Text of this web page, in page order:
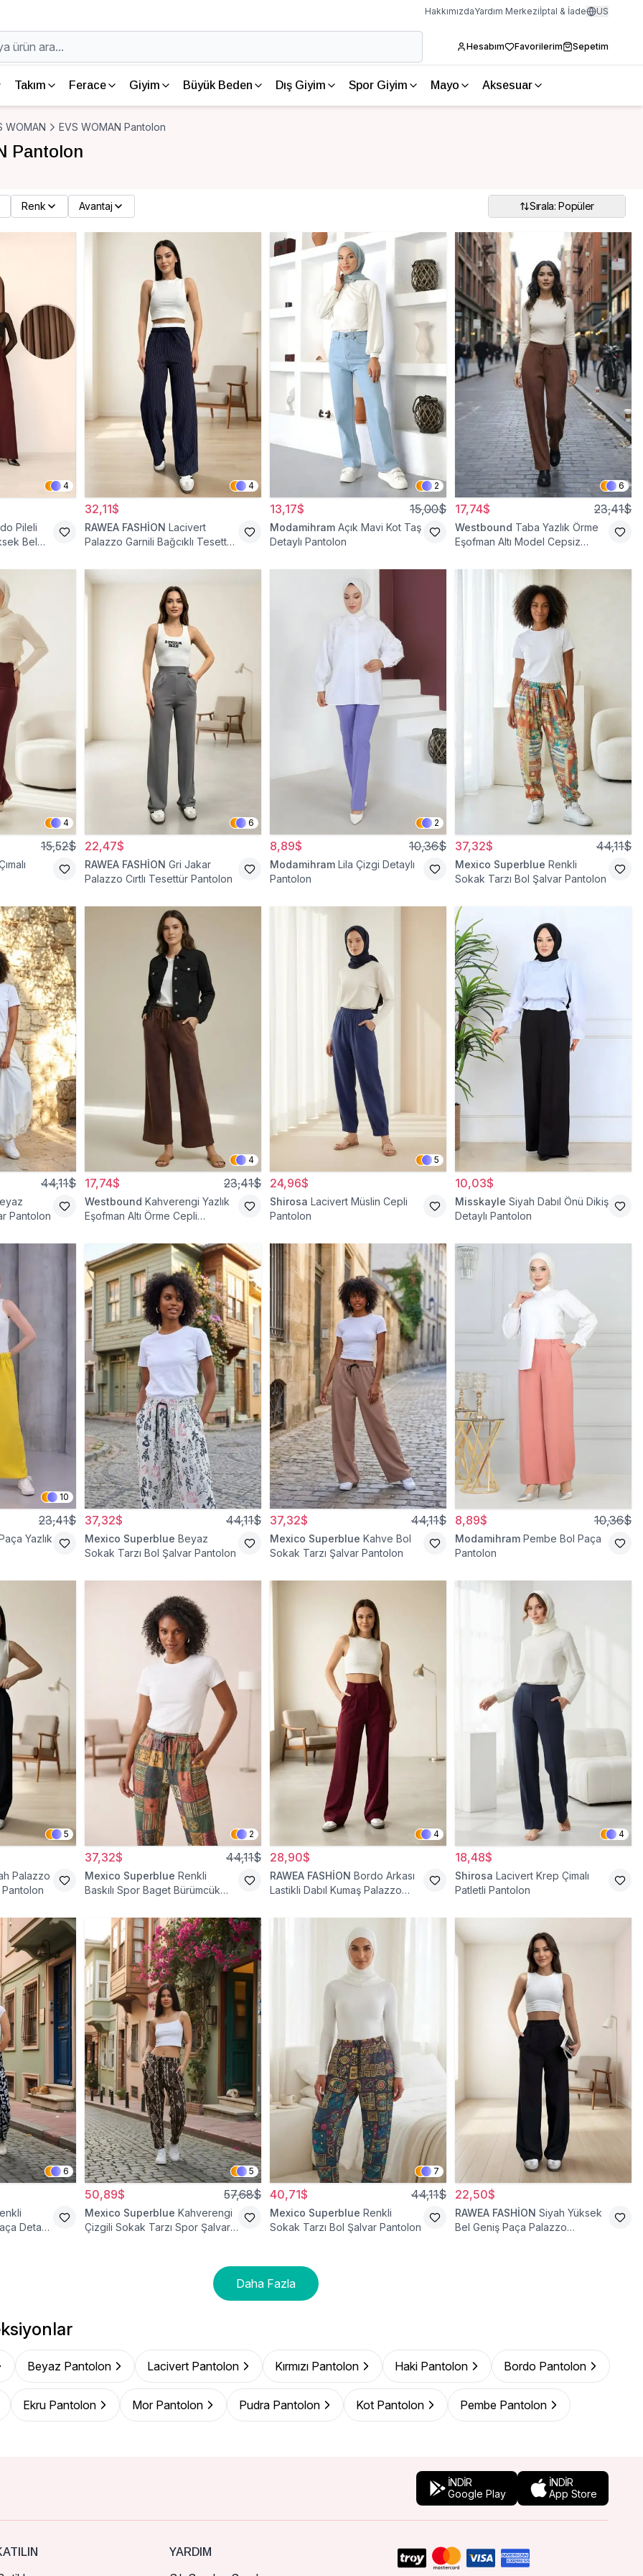
HakkımızdaYardım Merkeziİptal & İade US
Hesabım Favorilerim Sepetim
Takım Ferace Giyim Büyük Beden Dış Giyim Spor Giyim Mayo Aksesuar
WOMAN EVS WOMAN Pantolon
Pantolon
Renk Avantaj Sırala: Popüler
4
Pileli
Bel
4
32,11$
RAWEA FASHİON Lacivert
Palazzo Garnili Bağcıklı Tesettür
2
13,17$ 15,00$
Modamihram Açık Mavi Kot Taş
Detaylı Pantolon
6
17,74$ 23,41$
Westbound Taba Yazlık Örme
Eşofman Altı Model Cepsiz
4
15,52$
6
22,47$
RAWEA FASHİON Gri Jakar
Palazzo Cırtlı Tesettür Pantolon
2
8,89$ 10,36$
Modamihram Lila Çizgi Detaylı
Pantolon
37,32$ 44,11$
Mexico Superblue Renkli
Sokak Tarzı Bol Şalvar Pantolon
44,11$
Pantolon
4
17,74$ 23,41$
Westbound Kahverengi Yazlık
Eşofman Altı Örme Cepli
5
24,96$
Shirosa Lacivert Müslin Cepli
Pantolon
10,03$
Misskayle Siyah Dabıl Önü Dikiş
Detaylı Pantolon
10
23,41$
Yazlık
37,32$ 44,11$
Mexico Superblue Beyaz
Sokak Tarzı Bol Şalvar Pantolon
37,32$ 44,11$
Mexico Superblue Kahve Bol
Sokak Tarzı Şalvar Pantolon
8,89$ 10,36$
Modamihram Pembe Bol Paça
Pantolon
5
Palazzo
Pantolon
2
37,32$ 44,11$
Mexico Superblue Renkli
Baskılı Spor Baget Bürümcük
4
28,90$
RAWEA FASHİON Bordo Arkası
Lastikli Dabıl Kumaş Palazzo
4
18,48$
Shirosa Lacivert Krep Çimalı
Patletli Pantolon
6
Detaylı
5
50,89$ 57,68$
Mexico Superblue Kahverengi
Çizgili Sokak Tarzı Spor Şalvar
7
40,71$ 44,11$
Mexico Superblue Renkli
Sokak Tarzı Bol Şalvar Pantolon
22,50$
RAWEA FASHİON Siyah Yüksek
Bel Geniş Paça Palazzo
Daha Fazla
Beyaz Pantolon Lacivert Pantolon Kırmızı Pantolon Haki Pantolon Bordo Pantolon
Ekru Pantolon Mor Pantolon Pudra Pantolon Kot Pantolon Pembe Pantolon
İNDİR
Google Play
İNDİR
App Store
YARDIM